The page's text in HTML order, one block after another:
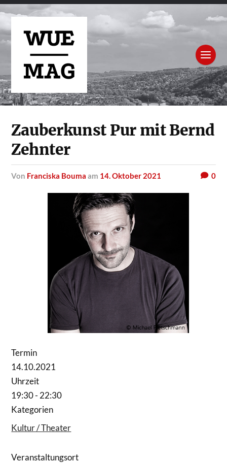
Zauberkunst Pur mit Bernd
Zehnter
von Franciska Bouma am 14. Oktober 2021 0
Termin
14.10.2021
Uhrzeit
19:30 - 22:30
Kategorien
Kultur / Theater
Veranstaltungsort